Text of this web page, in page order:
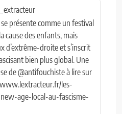
présente comme un festival
cause des enfants, mais
d’extrême-droite et s’inscrit
bien plus global. Une
de @antifouchiste à lire sur
les-
age-local-au-fascisme-